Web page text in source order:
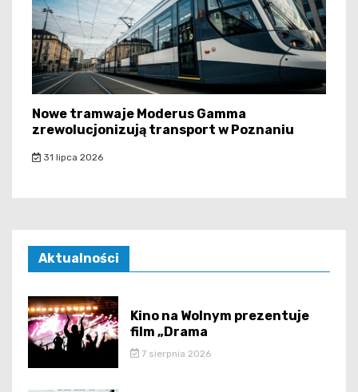
Nowe tramwaje Moderus Gamma
zrewolucjonizują transport w Poznaniu
31 lipca 2026
Aktualności
Kino na Wolnym prezentuje
film „Drama
7 sierpnia 2026